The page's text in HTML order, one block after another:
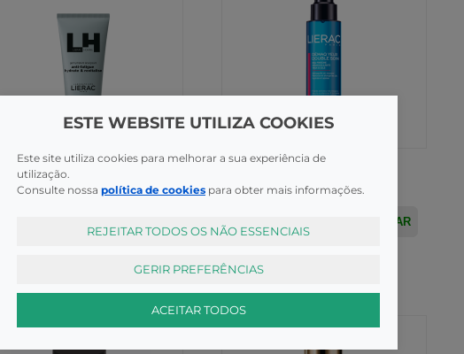
Envelhecimento
Homme Fl Hidrat Energ
Limpeza / Desmaquilhantes
Lierac Ag Fresca Desmaq
14,50€ COMPRAR
ESTE WEBSITE UTILIZA COOKIES
Este site utiliza cookies para melhorar a sua experiência de
utilização.
Consulte nossa política de cookies para obter mais informações.
REJEITAR TODOS OS NÃO ESSENCIAIS
GERIR PREFERÊNCIAS
ACEITAR TODOS